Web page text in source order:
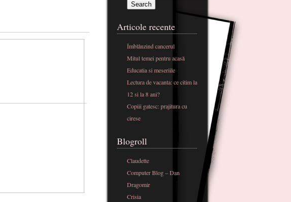
Articole recente
Îmblânzind cancerul
Mitul temei pentru acasă
Educatia si meseriile
Lectura de vacanta: ce citim la
12 si la 8 ani?
Copiii gatesc: prajitura cu
cirese
Blogroll
Claudette
Computer Blog – Dan
Dragomir
Crisia